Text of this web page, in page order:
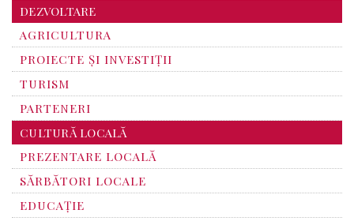
DEZVOLTARE
AGRICULTURA
PROIECTE ȘI INVESTIȚII
TURISM
PARTENERI
CULTURĂ LOCALĂ
PREZENTARE LOCALĂ
SĂRBĂTORI LOCALE
EDUCAȚIE